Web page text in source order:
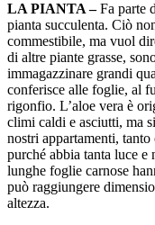
LA PIANTA –Fa parte
pianta succulenta. Ciò
commestibile, ma vuol
di altre piante grasse,
immagazzinare grandi
conferisce alle foglie, al
rigonfio. L’aloe vera è
climi caldi e asciutti, ma
nostri appartamenti, tanto
purché abbia tanta luce
lunghe foglie carnose
può raggiungere
altezza.